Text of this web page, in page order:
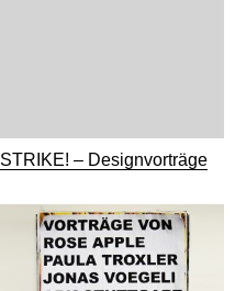
STRIKE! – Designvorträge